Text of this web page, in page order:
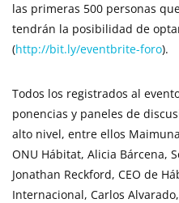
las primeras 500 personas
tendrán la posibilidad de
(http://bit.ly/eventbrite-foro).
Todos los registrados al
ponencias y paneles de
alto nivel, entre ellos
ONU Hábitat, Alicia Bárcena,
Jonathan Reckford, CEO de
Internacional, Carlos